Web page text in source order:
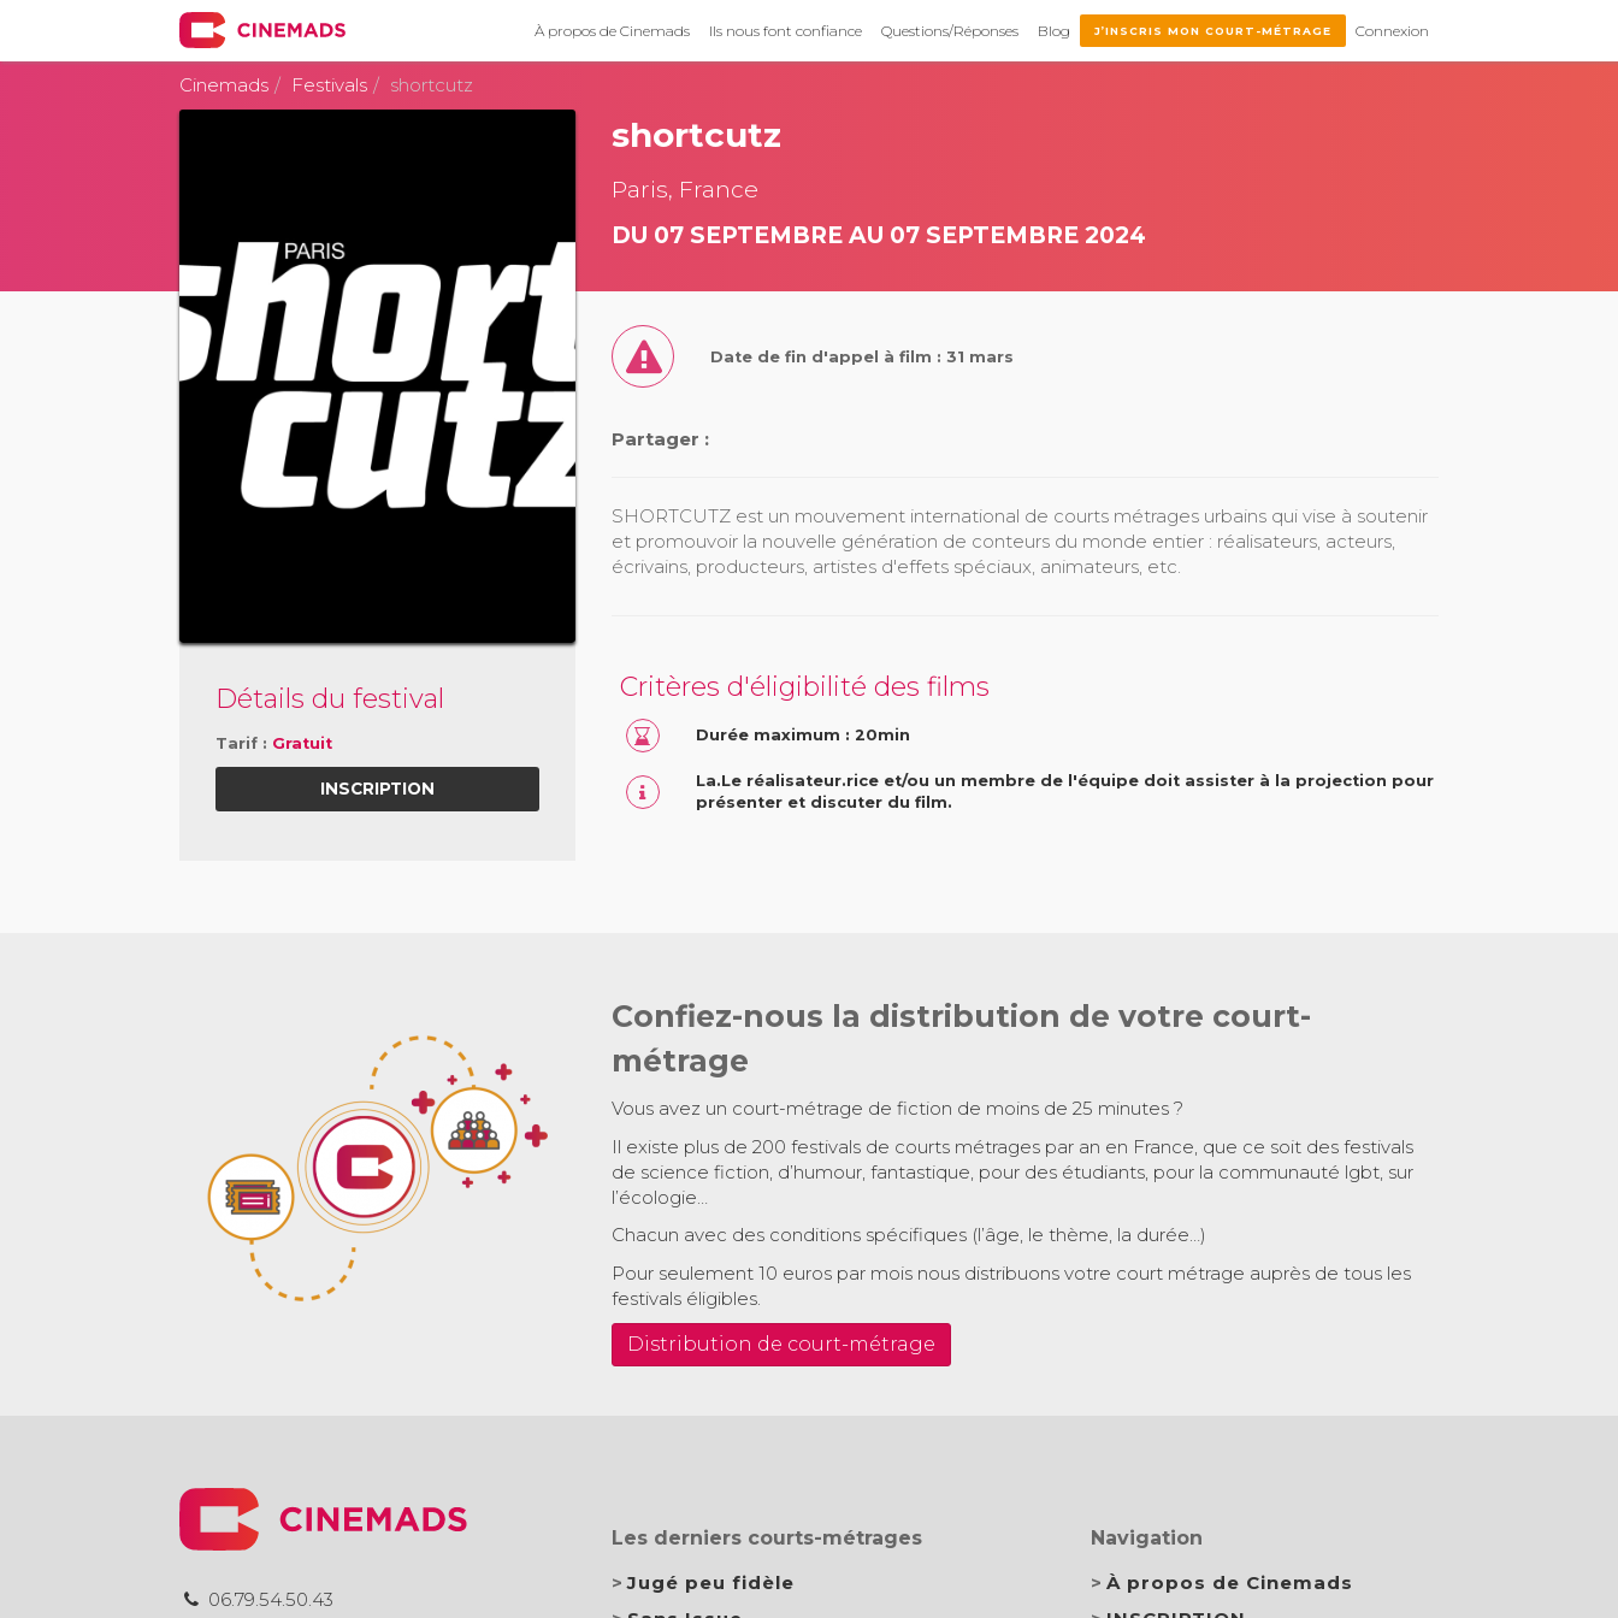
À propos de Cinemads Ils nous font confiance Questions/Réponses Blog J’INSCRIS MON COURT-MÉTRAGE Connexion
Cinemads Festivals shortcutz
Détails du festival
Tarif : Gratuit
INSCRIPTION
shortcutz
Paris, France
DU 07 SEPTEMBRE AU 07 SEPTEMBRE 2024
Date de fin d'appel à film : 31 mars
Partager :
SHORTCUTZ est un mouvement international de courts métrages urbains qui vise à soutenir
et promouvoir la nouvelle génération de conteurs du monde entier : réalisateurs, acteurs,
écrivains, producteurs, artistes d'effets spéciaux, animateurs, etc.
Critères d'éligibilité des films
Durée maximum : 20min
La.Le réalisateur.rice et/ou un membre de l'équipe doit assister à la projection pour
présenter et discuter du film.
Confiez-nous la distribution de votre court-
métrage
Vous avez un court-métrage de fiction de moins de 25 minutes ?
Il existe plus de 200 festivals de courts métrages par an en France, que ce soit des festivals
de science fiction, d’humour, fantastique, pour des étudiants, pour la communauté lgbt, sur
l’écologie…
Chacun avec des conditions spécifiques (l’âge, le thème, la durée…)
Pour seulement 10 euros par mois nous distribuons votre court métrage auprès de tous les
festivals éligibles.
Distribution de court-métrage
06.79.54.50.43
Les derniers courts-métrages
Jugé peu fidèle
Navigation
À propos de Cinemads